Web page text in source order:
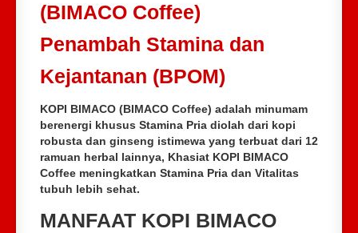
(BIMACO Coffee)
Penambah Stamina dan
Kejantanan (BPOM)
KOPI BIMACO (BIMACO Coffee) adalah minumam
berenergi khusus Stamina Pria diolah dari kopi
robusta dan ginseng istimewa yang terbuat dari 12
ramuan herbal lainnya, Khasiat KOPI BIMACO
Coffee meningkatkan Stamina Pria dan Vitalitas
tubuh lebih sehat.
MANFAAT KOPI BIMACO